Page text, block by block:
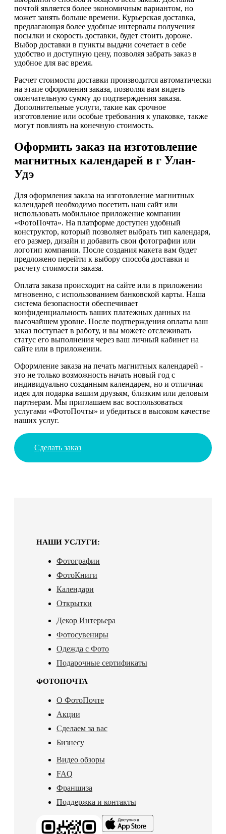
почтой является более экономичным вариантом, но
может занять больше времени. Курьерская доставка,
предлагающая более удобные интервалы получения
посылки и скорость доставки, будет стоить дороже.
Выбор доставки в пункты выдачи сочетает в себе
удобство и доступную цену, позволяя забрать заказ в
удобное для вас время.
Расчет стоимости доставки производится автоматически
на этапе оформления заказа, позволяя вам видеть
окончательную сумму до подтверждения заказа.
Дополнительные услуги, такие как срочное
изготовление или особые требования к упаковке, также
могут повлиять на конечную стоимость.
Оформить заказ на изготовление
магнитных календарей в г Улан-
Удэ
Для оформления заказа на изготовление магнитных
календарей необходимо посетить наш сайт или
использовать мобильное приложение компании
«ФотоПочта». На платформе доступен удобный
конструктор, который позволяет выбрать тип календаря,
его размер, дизайн и добавить свои фотографии или
логотип компании. После создания макета вам будет
предложено перейти к выбору способа доставки и
расчету стоимости заказа.
Оплата заказа происходит на сайте или в приложении
мгновенно, с использованием банковской карты. Наша
система безопасности обеспечивает
конфиденциальность ваших платежных данных на
высочайшем уровне. После подтверждения оплаты ваш
заказ поступает в работу, и вы можете отслеживать
статус его выполнения через ваш личный кабинет на
сайте или в приложении.
Оформление заказа на печать магнитных календарей -
это не только возможность начать новый год с
индивидуально созданным календарем, но и отличная
идея для подарка вашим друзьям, близким или деловым
партнерам. Мы приглашаем вас воспользоваться
услугами «ФотоПочты» и убедиться в высоком качестве
наших услуг.
Сделать заказ
НАШИ УСЛУГИ:
Фотографии
ФотоКниги
Календари
Открытки
Декор Интерьера
Фотосувениры
Одежда с Фото
Подарочные сертификаты
ФОТОПОЧТА
О ФотоПочте
Акции
Сделаем за вас
Бизнесу
Видео обзоры
FAQ
Франшиза
Поддержка и контакты